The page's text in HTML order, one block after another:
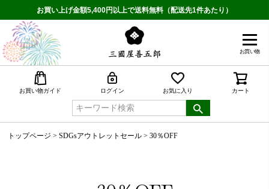
お買い上げ金額5,400円以上で送料無料（配送先1件あたり）
お買い物
お買い物ガイド ログイン お気に入り カート
トップページ SDGsアウトレットセール 30％OFF